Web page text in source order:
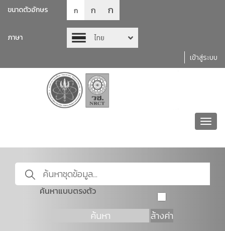
ขนาดตัวอักษร ก ก ก
ภาษา
ไทย
เข้าสู่ระบบ
ค้นหาแบบตรงตัว
ค้นหา ล้างค่า